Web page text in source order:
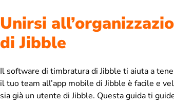
Unirsi
di Jibble
Il software di timbratura di Jibble ti aiuta a
il tuo team all’app mobile di Jibble è facile e
sia già un utente di Jibble. Questa guida ti